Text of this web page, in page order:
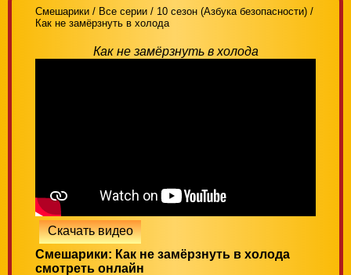
Смешарики / Все серии / 10 сезон (Азбука безопасности) /
Как не замёрзнуть в холода
Как не замёрзнуть в холода
Скачать видео
Смешарики: Как не замёрзнуть в холода
смотреть онлайн